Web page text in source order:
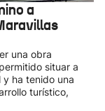
a
una obra
situar a
ha tenido una
turístico,